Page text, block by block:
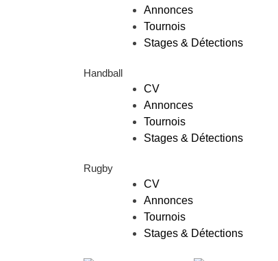
Annonces
Tournois
Stages & Détections
Handball
CV
Annonces
Tournois
Stages & Détections
Rugby
CV
Annonces
Tournois
Stages & Détections